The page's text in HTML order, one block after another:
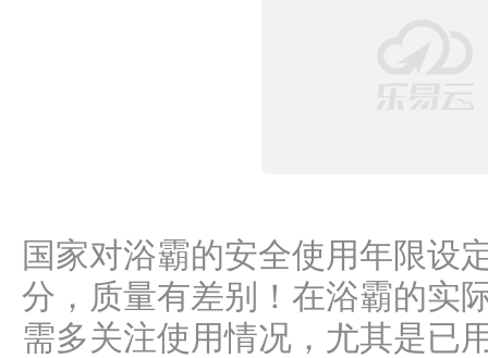
国家对浴霸的安全使用年限设
分，质量有差别！在浴霸的实
需多关注使用情况，尤其是已